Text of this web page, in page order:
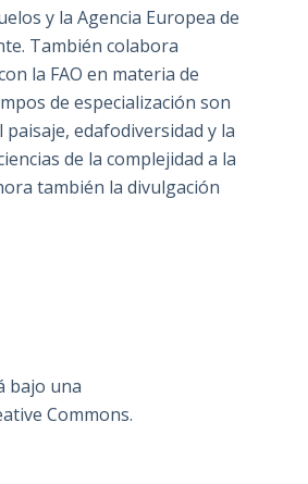
y la Agencia Europea de
También colabora
la FAO en materia de
de especialización son
paisaje, edafodiversidad y la
de la complejidad a la
también la divulgación
bajo una
Commons.